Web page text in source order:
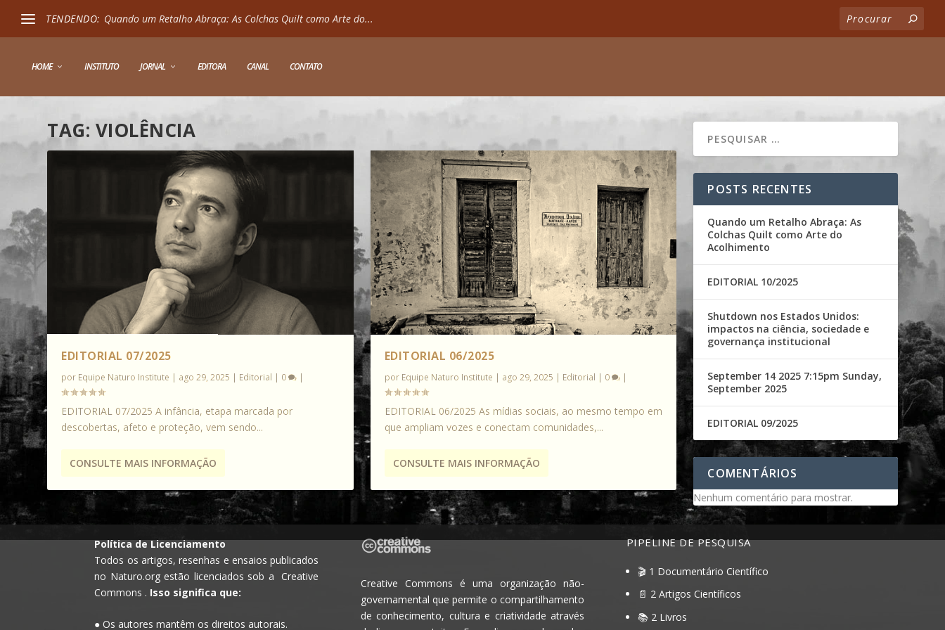
TENDENDO: Quando um Retalho Abraça: As Colchas Quilt como Arte do...
HOME INSTITUTO JORNAL EDITORA CANAL CONTATO
TAG: VIOLÊNCIA
EDITORIAL 07/2025
por Equipe Naturo Institute | ago 29, 2025 | Editorial | 0 |
EDITORIAL 07/2025 A infância, etapa marcada por
descobertas, afeto e proteção, vem sendo...
CONSULTE MAIS INFORMAÇÃO
EDITORIAL 06/2025
por Equipe Naturo Institute | ago 29, 2025 | Editorial | 0 |
EDITORIAL 06/2025 As mídias sociais, ao mesmo tempo em
que ampliam vozes e conectam comunidades,...
CONSULTE MAIS INFORMAÇÃO
POSTS RECENTES
Quando um Retalho Abraça: As
Colchas Quilt como Arte do
Acolhimento
EDITORIAL 10/2025
Shutdown nos Estados Unidos:
impactos na ciência, sociedade e
governança institucional
September 14 2025 7:15pm Sunday,
September 2025
EDITORIAL 09/2025
COMENTÁRIOS
Nenhum comentário para mostrar.
Política de Licenciamento
Todos os artigos, resenhas e ensaios publicados
no Naturo.org estão licenciados sob a Creative
Commons . Isso significa que:
● Os autores mantêm os direitos autorais.
Creative Commons é uma organização não-
governamental que permite o compartilhamento
de conhecimento, cultura e criatividade através
PIPELINE DE PESQUISA
🎬 1 Documentário Científico
📄 2 Artigos Científicos
📚 2 Livros